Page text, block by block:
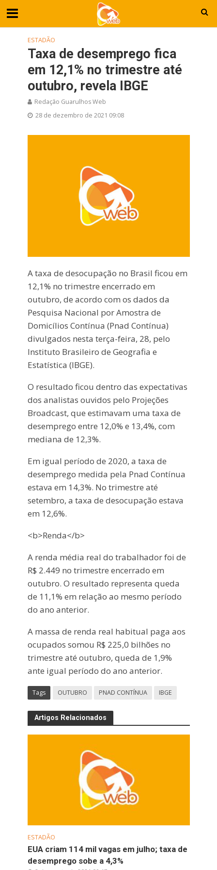
ESTADÃO
Taxa de desemprego fica
em 12,1% no trimestre até
outubro, revela IBGE
Redação Guarulhos Web
28 de dezembro de 2021 09:08
A taxa de desocupação no Brasil ficou em
12,1% no trimestre encerrado em
outubro, de acordo com os dados da
Pesquisa Nacional por Amostra de
Domicílios Contínua (Pnad Contínua)
divulgados nesta terça-feira, 28, pelo
Instituto Brasileiro de Geografia e
Estatística (IBGE).
O resultado ficou dentro das expectativas
dos analistas ouvidos pelo Projeções
Broadcast, que estimavam uma taxa de
desemprego entre 12,0% e 13,4%, com
mediana de 12,3%.
Em igual período de 2020, a taxa de
desemprego medida pela Pnad Contínua
estava em 14,3%. No trimestre até
setembro, a taxa de desocupação estava
em 12,6%.
<b>Renda</b>
A renda média real do trabalhador foi de
R$ 2.449 no trimestre encerrado em
outubro. O resultado representa queda
de 11,1% em relação ao mesmo período
do ano anterior.
A massa de renda real habitual paga aos
ocupados somou R$ 225,0 bilhões no
trimestre até outubro, queda de 1,9%
ante igual período do ano anterior.
Tags OUTUBRO PNAD CONTÍNUA IBGE
Artigos Relacionados
ESTADÃO
EUA criam 114 mil vagas em julho; taxa de
desemprego sobe a 4,3%